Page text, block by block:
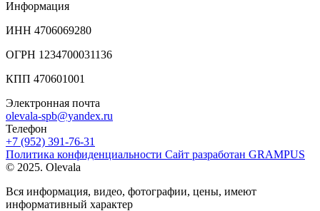
Информация
ИНН 4706069280
ОГРН 1234700031136
КПП 470601001
Электронная почта
olevala-spb@yandex.ru
Телефон
+7 (952) 391-76-31
Политика конфиденциальности Сайт разработан GRAMPUS
© 2025. Olevala
Вся информация, видео, фотографии, цены, имеют
информативный характер